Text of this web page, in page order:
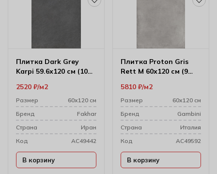
Плитка Dark Grey
Karpi 59.6х120 см (10
2520 ₽ м2
Размер
60х120 см
Бренд
Fakhar
Cтрана
Иран
Код
AC49442
В корзину
Плитка Proton Gris
Rett M 60х120 см (9
5810 ₽ м2
Размер
60х120 см
Бренд
Gambini
Cтрана
Италия
Код
AC49592
В корзину